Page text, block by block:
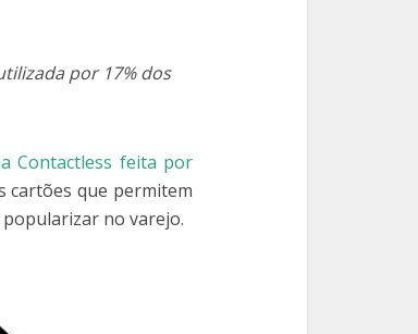
por 17% dos
Contactless feita por
cartões que permitem
no varejo.